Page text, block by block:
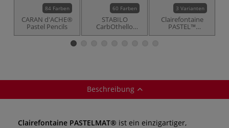
84 Farben
CARAN d'ACHE®
Pastel Pencils
60 Farben
STABILO
CarbOthello
Pastellstifte
3 Varianten
Clairefontaine
PASTEL™
Revolution Fixativ
Beschreibung
Clairefontaine PASTELMAT® ist ein einzigartiger,